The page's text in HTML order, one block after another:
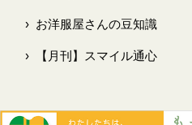
›お洋服屋さんの豆知識
›【月刊】スマイル通心